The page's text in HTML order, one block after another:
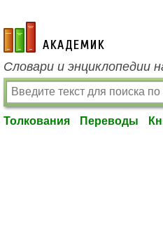
academic.ru
Словари и энциклопедии
Толкования Переводы